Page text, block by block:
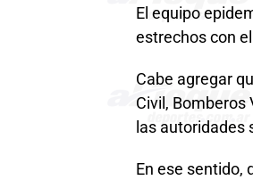
El equipo
estrechos con
Cabe agregar
Civil, Bomberos
las
En ese sentido,